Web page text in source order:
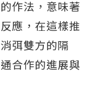
作法，意味著
應，在這樣推
弭雙方的隔
合作的進展與